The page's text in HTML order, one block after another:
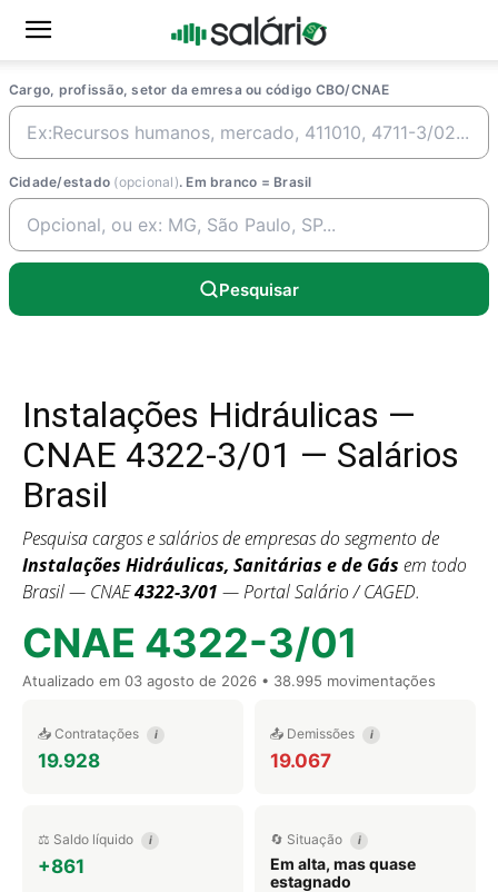
Cargo, profissão, setor da emresa ou código CBO/CNAE
Cidade/estado (opcional). Em branco = Brasil
Pesquisar
Instalações Hidráulicas —
CNAE 4322-3/01 — Salários
Brasil
Pesquisa cargos e salários de empresas do segmento de
Instalações Hidráulicas, Sanitárias e de Gás em todo
Brasil — CNAE4322-3/01 — Portal Salário / CAGED.
CNAE 4322-3/01
Atualizado em 03 agosto de 2026 • 38.995 movimentações
📥 Contratações i
19.928
📤 Demissões i
19.067
⚖️ Saldo líquido i
+861
🔄 Situação i
Em alta, mas quase
estagnado